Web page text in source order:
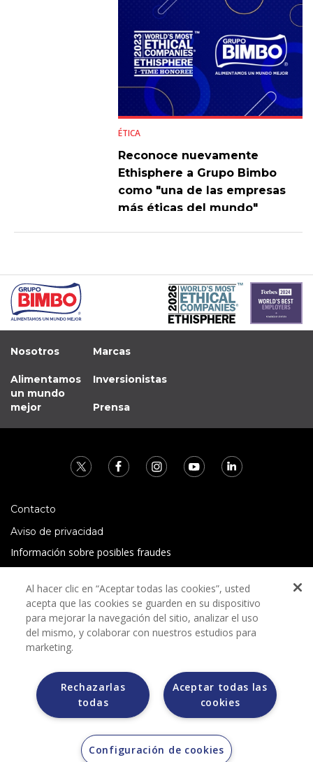
ÉTICA
Reconoce nuevamente
Ethisphere a Grupo Bimbo
como "una de las empresas
más éticas del mundo"
Nosotros
Alimentamos
un mundo
mejor
Marcas
Inversionistas
Prensa
Contacto
Aviso de privacidad
Información sobre posibles fraudes
Términos y condiciones
Grupo Bimbo no solicita ningún tipo de pago durante el
proceso de selección.
otros sitios de internet. Sólo lo hace a través de la casa
subastas MORTON.
Al hacer clic en “Aceptar todas las cookies”, usted
acepta que las cookies se guarden en su dispositivo
para mejorar la navegación del sitio, analizar el uso
del mismo, y colaborar con nuestros estudios para
marketing.
Aceptar todas las
cookies
Rechazarlas
todas
Configuración de cookies